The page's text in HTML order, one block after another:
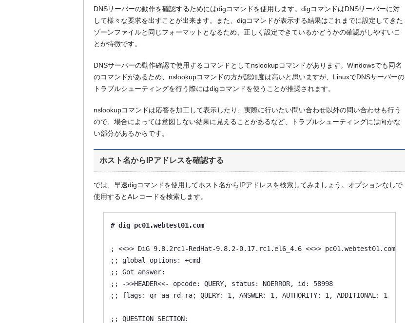
DNSサーバーの動作を確認するためにはdigコマンドを使用します。digコマンドはDNSサーバーに対
して様々な要求を出すことが出来ます。また、digコマンドが表示する結果はこれまでに設定してきた
ゾーンファイルと同じフォーマットとなるため、正しく設定できているかどうかの確認がしやすいこ
とが特徴です。
DNSサーバーの動作確認で使用するコマンドとしてnslookupコマンドがあります。Windowsでも同名
のコマンドがあるため、nslookupコマンドの方が認知度は高いと思いますが、LinuxでDNSサーバーの
トラブルシューティングを行う際にはdigコマンドを使うことが推奨されます。
nslookupコマンドは応答を加工して表示したり、実際に行いたい問い合わせ以外の問い合わせも行う
ので、場合によっては意図しない結果に見えることがあるなど、トラブルシューティングには向かな
い部分があるからです。
ホスト名からIPアドレスを確認する
では、早速digコマンドを使用してホスト名からIPアドレスを検索してみましょう。オプションなしで
使用するとAレコードを検索します。
# dig pc01.webtest01.com
; <<>> DiG 9.8.2rc1-RedHat-9.8.2-0.17.rc1.el6_4.6 <<>> pc01.webtest01.com
;; global options: +cmd
;; Got answer:
;; ->>HEADER<<- opcode: QUERY, status: NOERROR, id: 58998
;; flags: qr aa rd ra; QUERY: 1, ANSWER: 1, AUTHORITY: 1, ADDITIONAL: 1
;; QUESTION SECTION: